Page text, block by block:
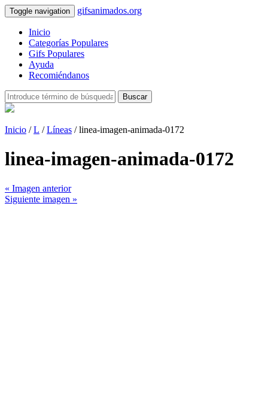
Toggle navigation gifsanimados.org
Inicio
Categorías Populares
Gifs Populares
Ayuda
Recomiéndanos
Buscar
Inicio /L /Líneas / linea-imagen-animada-0172
linea-imagen-animada-0172
« Imagen anterior
Siguiente imagen »